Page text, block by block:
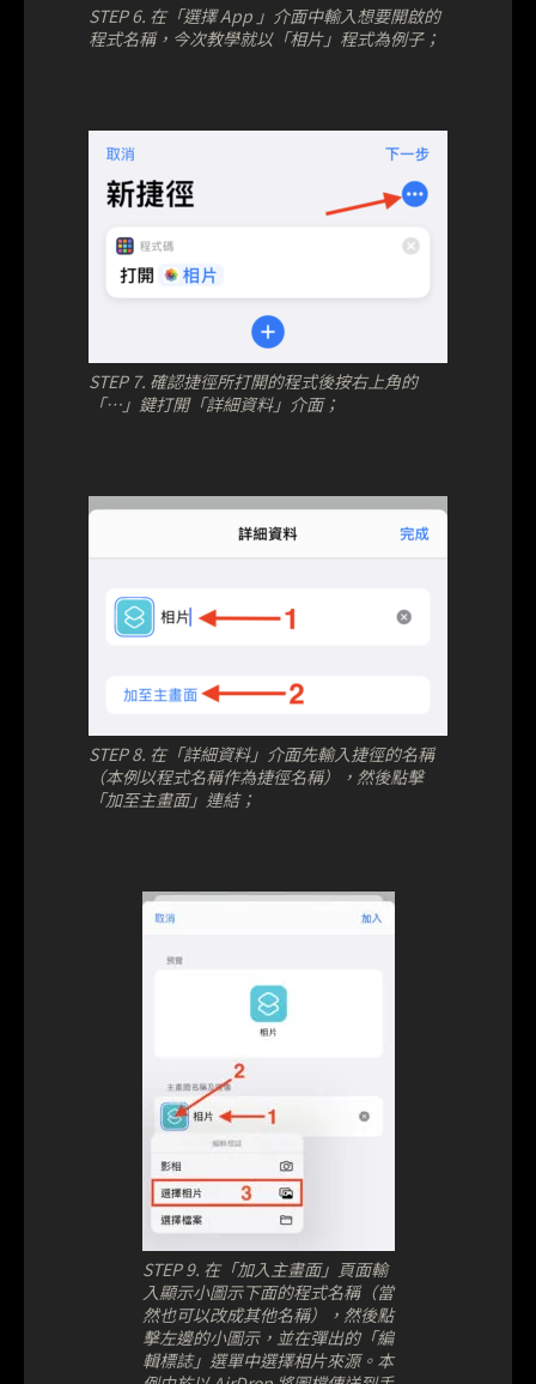
STEP 6. 在「選擇 App 」介面中輸入想要開啟的
程式名稱，今次教學就以「相片」程式為例子；
STEP 7. 確認捷徑所打開的程式後按右上角的
「⋯」鍵打開「詳細資料」介面；
STEP 8. 在「詳細資料」介面先輸入捷徑的名稱
（本例以程式名稱作為捷徑名稱），然後點擊
「加至主畫面」連結；
STEP 9. 在「加入主畫面」頁面輸
入顯示小圖示下面的程式名稱（當
然也可以改成其他名稱），然後點
擊左邊的小圖示，並在彈出的「編
輯標誌」選單中選擇相片來源。本